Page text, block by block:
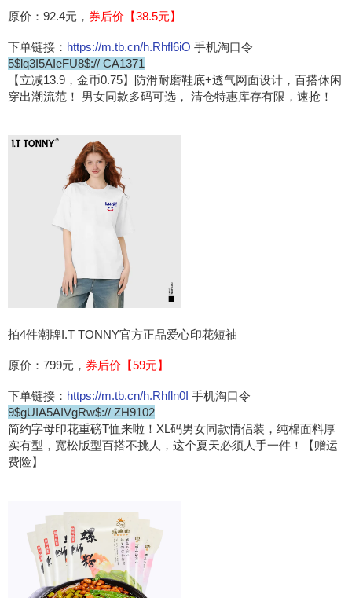
原价：92.4元， 券后价【38.5元】
下单链接： https://m.tb.cn/h.Rhfl6iO 手机淘口令
5$lq3I5AIeFU8$:// CA1371
【立减13.9，金币0.75】防滑耐磨鞋底+透气网面设计，百搭休闲
穿出潮流范！ 男女同款多码可选， 清仓特惠库存有限，速抢！
拍4件潮牌I.T TONNY官方正品爱心印花短袖
原价：799元， 券后价【59元】
下单链接： https://m.tb.cn/h.Rhfln0I 手机淘口令
9$gUIA5AIVgRw$:// ZH9102
简约字母印花重磅T恤来啦！XL码男女同款情侣装，纯棉面料厚
实有型，宽松版型百搭不挑人，这个夏天必须人手一件！【赠运
费险】